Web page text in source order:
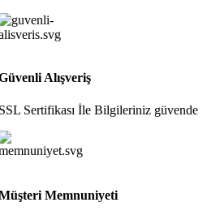
Alışveriş
Sertifikası İle Bilgileriniz güvende
Memnuniyeti